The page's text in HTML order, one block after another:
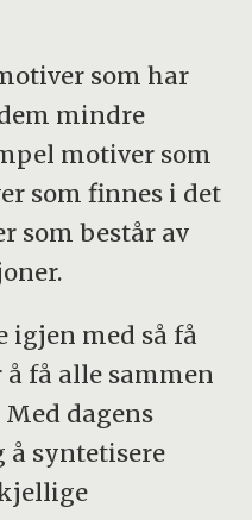
som har
mindre
motiver som
som finnes i det
som består av
med så få
få alle sammen
dagens
syntetisere